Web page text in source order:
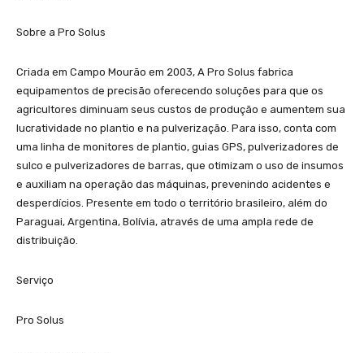
Sobre a Pro Solus
Criada em Campo Mourão em 2003, A Pro Solus fabrica
equipamentos de precisão oferecendo soluções para que os
agricultores diminuam seus custos de produção e aumentem sua
lucratividade no plantio e na pulverização. Para isso, conta com
uma linha de monitores de plantio, guias GPS, pulverizadores de
sulco e pulverizadores de barras, que otimizam o uso de insumos
e auxiliam na operação das máquinas, prevenindo acidentes e
desperdícios. Presente em todo o território brasileiro, além do
Paraguai, Argentina, Bolívia, através de uma ampla rede de
distribuição.
Serviço
Pro Solus